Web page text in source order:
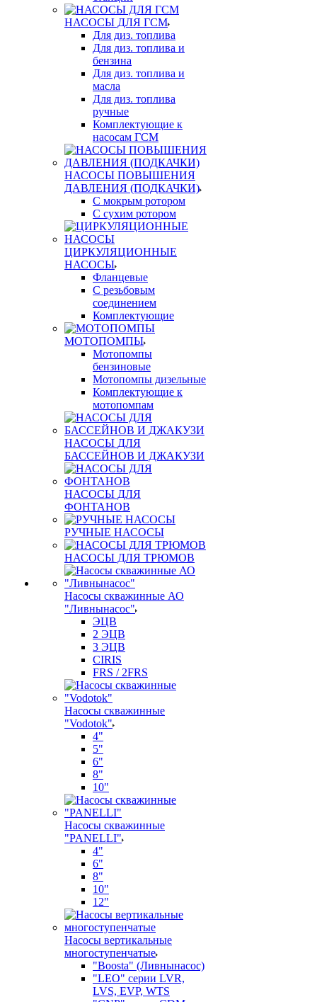
НАСОСЫ ДЛЯ ГСМ
Для диз. топлива
Для диз. топлива и
бензина
Для диз. топлива и
масла
Для диз. топлива
ручные
Комплектующие к
насосам ГСМ
НАСОСЫ ПОВЫШЕНИЯ
ДАВЛЕНИЯ (ПОДКАЧКИ)
С мокрым ротором
С сухим ротором
ЦИРКУЛЯЦИОННЫЕ
НАСОСЫ
Фланцевые
С резьбовым
соединением
Комплектующие
МОТОПОМПЫ
Мотопомпы
бензиновые
Мотопомпы дизельные
Комплектующие к
мотопомпам
НАСОСЫ ДЛЯ
БАССЕЙНОВ И ДЖАКУЗИ
НАСОСЫ ДЛЯ
ФОНТАНОВ
РУЧНЫЕ НАСОСЫ
НАСОСЫ ДЛЯ ТРЮМОВ
Насосы скважинные АО
"Ливнынасос"
ЭЦВ
2 ЭЦВ
3 ЭЦВ
CIRIS
FRS / 2FRS
Насосы скважинные
"Vodotok"
4"
5"
6"
8"
10"
Насосы скважинные
"PANELLI"
4"
6"
8"
10"
12"
Насосы вертикальные
многоступенчатые
"Boosta" (Ливнынасос)
"LEO" серии LVR,
LVS, EVP, WTS